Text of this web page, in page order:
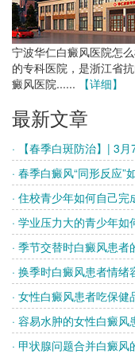
宁波华仁白癜风医院怎
的专科医院，是浙江省
癜风医院......
【详细】
最新文章
· 【春季白斑防治】| 3月
· 春季白癜风“同形反应”
· 住校青少年如何自己完
· 学业压力大的青少年如
· 季节交替时白癜风患者
· 换季时白癜风患者情绪
· 女性白癜风患者吃保健
· 容易水肿的女性白癜风
· 甲状腺问题合并白癜风